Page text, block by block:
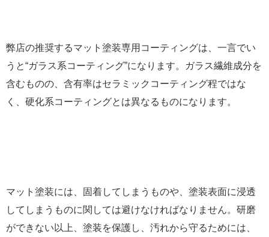
弊店の推奨するマット塗装専用コーティングは、一言でい
うと“ガラス系コーティング”になります。ガラス繊維成分を
含むものの、含有率はセラミックコーティング程ではな
く、硬化系コーティングとは異なるものになります。
マット塗装には、固着してしまうものや、塗装表面に浸透
してしまうものに関しては避けなければなりません。研磨
ができない以上、塗装を保護し、汚れから守るためには、